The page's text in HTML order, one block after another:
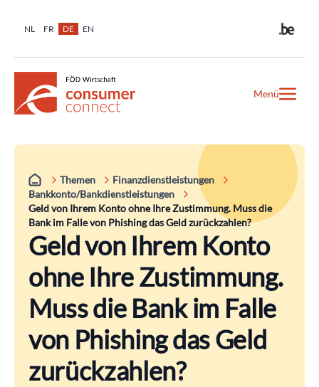
NL FR DE EN
Menü
Themen
Finanzdienstleistungen
Bankkonto/Bankdienstleistungen
Geld von Ihrem Konto ohne Ihre Zustimmung. Muss die
Bank im Falle von Phishing das Geld zurückzahlen?
Geld von Ihrem Konto
ohne Ihre Zustimmung.
Muss die Bank im Falle
von Phishing das Geld
zurückzahlen?